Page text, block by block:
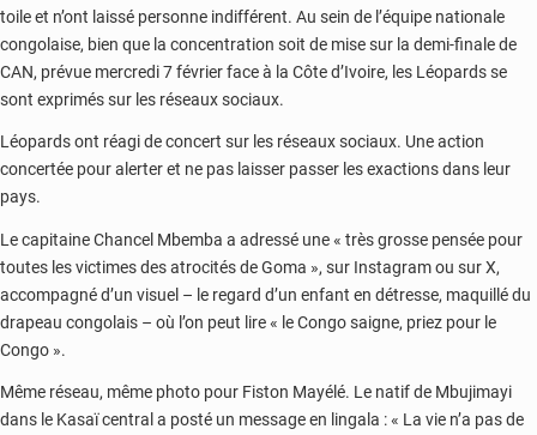
toile et n’ont laissé personne indifférent. Au sein de l’équipe nationale
congolaise, bien que la concentration soit de mise sur la demi-finale de
CAN, prévue mercredi 7 février face à la Côte d’Ivoire, les Léopards se
sont exprimés sur les réseaux sociaux.
Léopards ont réagi de concert sur les réseaux sociaux. Une action
concertée pour alerter et ne pas laisser passer les exactions dans leur
pays.
Le capitaine Chancel Mbemba a adressé une « très grosse pensée pour
toutes les victimes des atrocités de Goma », sur Instagram ou sur X,
accompagné d’un visuel – le regard d’un enfant en détresse, maquillé du
drapeau congolais – où l’on peut lire « le Congo saigne, priez pour le
Congo ».
Même réseau, même photo pour Fiston Mayélé. Le natif de Mbujimayi
dans le Kasaï central a posté un message en lingala : « La vie n’a pas de